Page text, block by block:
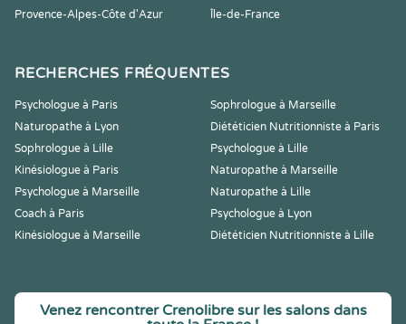
Provence-Alpes-Côte d'Azur
Île-de-France
RECHERCHES FRÉQUENTES
Psychologue à Paris
Sophrologue à Marseille
Naturopathe à Lyon
Diététicien Nutritionniste à Paris
Sophrologue à Lille
Psychologue à Lille
Kinésiologue à Paris
Naturopathe à Marseille
Psychologue à Marseille
Naturopathe à Lille
Coach à Paris
Psychologue à Lyon
Kinésiologue à Marseille
Diététicien Nutritionniste à Lille
Venez rencontrer Crenolibre sur les salons dans